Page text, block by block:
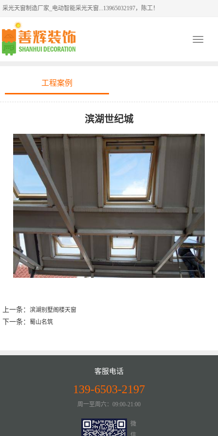
采光天窗制造厂家_电动智能采光天窗...13965032197，陈工！
Toggle
工程案例
滨湖世纪城
上一条： 滨湖别墅阁楼天窗
下一条： 蜀山名筑
客服电话
139-6503-2197
周一至周六：09:00-21:00
微